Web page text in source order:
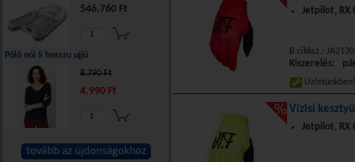
546.760 Ft
Póló női S hosszu ujjú
8.790 Ft
4.990 Ft
Jetpilot, RX
B.cikksz.:
Kiszerelés:
Vízisí
Jetpilot, RX